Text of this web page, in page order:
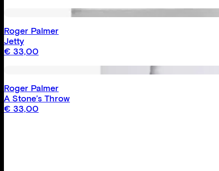
Roger Palmer
Jetty
€ 33,00
Roger Palmer
A Stone’s Throw
€ 33,00